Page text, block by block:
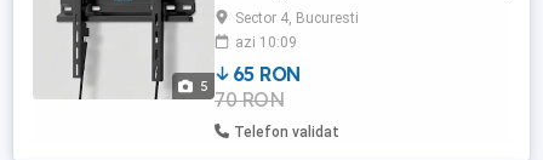
5
design cu profil redus, VESA maxim
400x400 mm, susține până la 56 kg,
suport TV pentru ecrane plate LCD, LED și
OLED.Preț 65 Lei.
Sector 4, Bucuresti
azi 10:09
65 RON
70 RON
Telefon validat